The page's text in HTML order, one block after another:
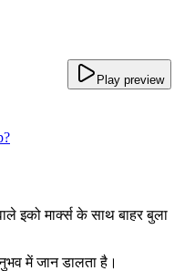
Play preview
इको मार्क्स के साथ बाहर बुला
में जान डालता है।